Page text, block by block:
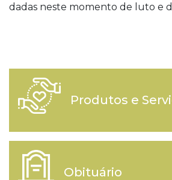
dadas neste momento de luto e
Produtos e
Obituário